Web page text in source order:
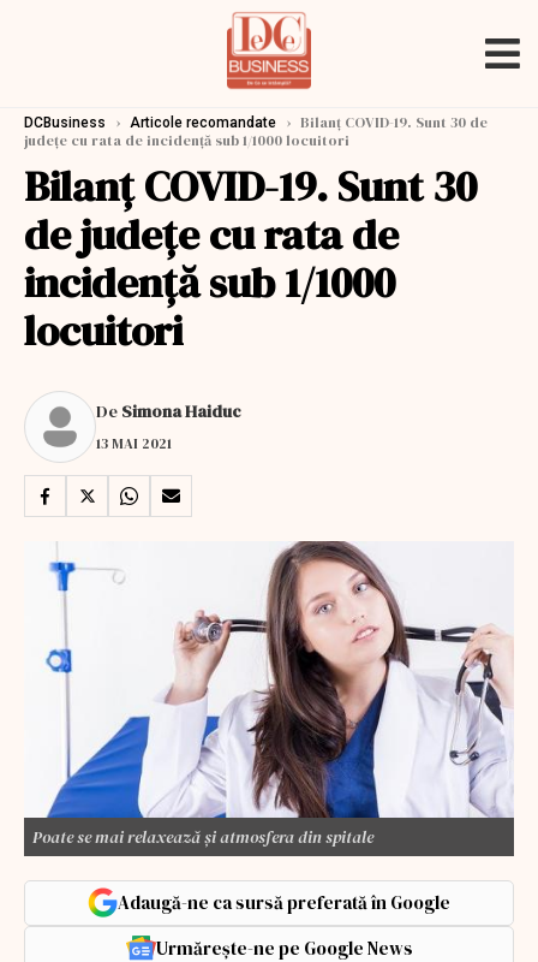
DCBusiness › Articole recomandate › Bilanț COVID-19. Sunt 30 de
județe cu rata de incidență sub 1/1000 locuitori
Bilanț COVID-19. Sunt 30
de județe cu rata de
incidență sub 1/1000
locuitori
De Simona Haiduc
13 MAI 2021
Poate se mai relaxează și atmosfera din spitale
Adaugă-ne ca sursă preferată în Google
Urmărește-ne pe Google News